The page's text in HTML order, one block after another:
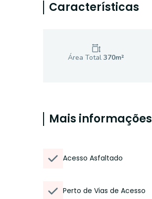
Características
Área Total 370m²
Mais informações
Acesso Asfaltado
Perto de Vias de Acesso